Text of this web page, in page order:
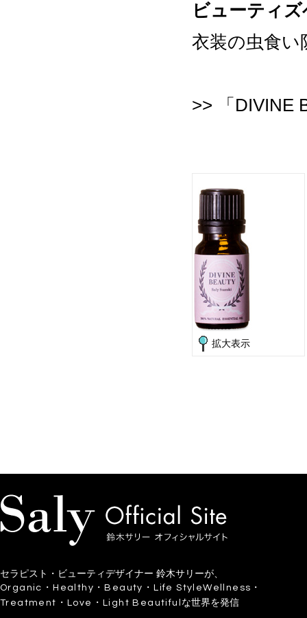
ビューティ
衣装の虫食い
>> 「
拡大表示
セラピスト・ビューティデザイナー 鈴木サリーが、
Organic・Healthy・Beauty・Life StyleWellness・
Treatment・Love・Light Beautiful な世界を発信